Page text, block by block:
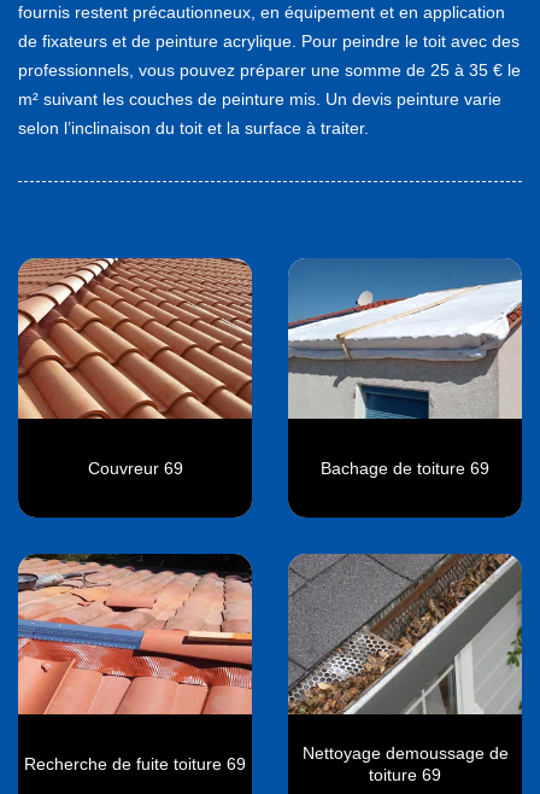
fournis restent précautionneux, en équipement et en application
de fixateurs et de peinture acrylique. Pour peindre le toit avec des
professionnels, vous pouvez préparer une somme de 25 à 35 € le
m² suivant les couches de peinture mis. Un devis peinture varie
selon l’inclinaison du toit et la surface à traiter.
Couvreur 69 Bachage de toiture 69
Recherche de fuite toiture 69
Nettoyage demoussage de
toiture 69